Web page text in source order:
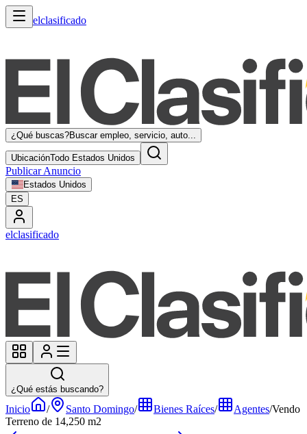
elclasificado
¿Qué buscas?Buscar empleo, servicio, auto...
UbicaciónTodo Estados Unidos
Publicar Anuncio
Estados Unidos
ES
elclasificado
¿Qué estás buscando?
Inicio / Santo Domingo/ Bienes Raíces/ Agentes/Vendo
Terreno de 14,250 m2